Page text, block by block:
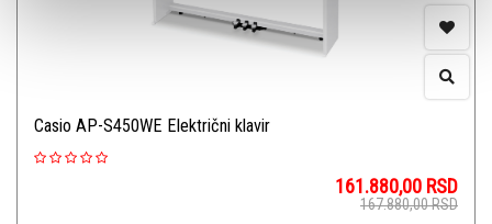
Casio AP-S450WE Električni klavir
161.880,00 RSD
167.880,00RSD